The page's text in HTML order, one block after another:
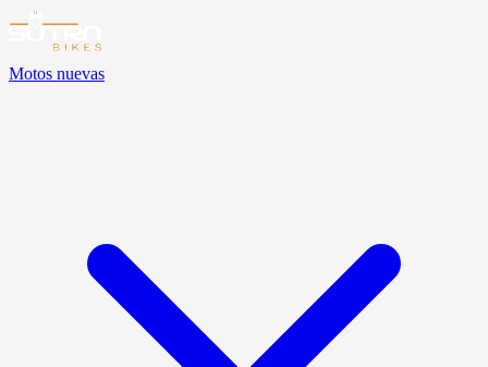
Motos nuevas